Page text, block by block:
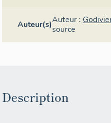
Auteur(s)Auteur :
source
Description